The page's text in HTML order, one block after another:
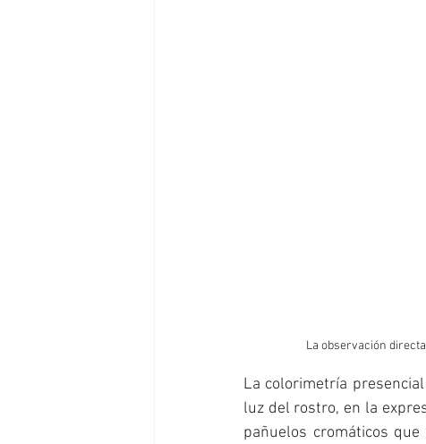
La observación
La colorimetría
luz del rostro, en la
pañuelos cromáticos